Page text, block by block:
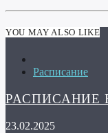
YOU MAY ALSO LIKE
Расписание
РАСПИСАНИЕ
23.02.2025